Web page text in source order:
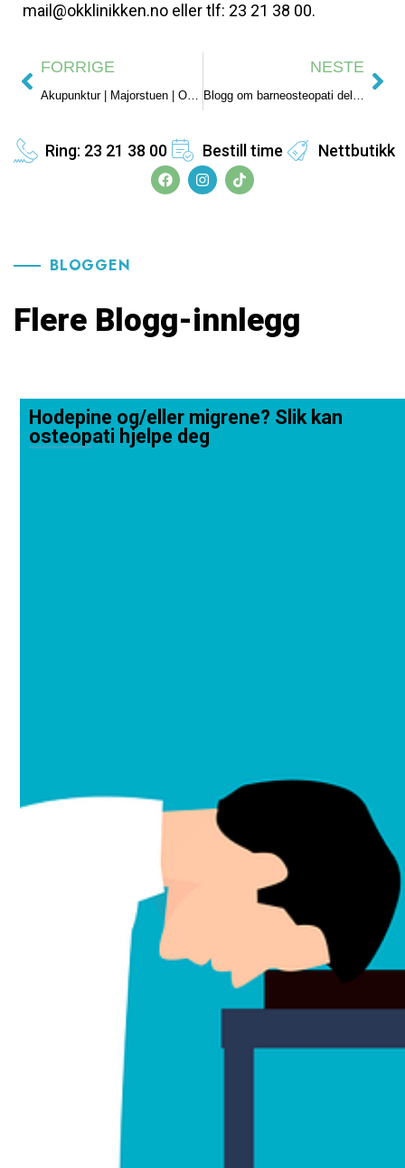
mail@okklinikken.no eller tlf: 23 21 38 00.
FORRIGE
Akupunktur | Majorstuen | Oslo
NESTE
Blogg om barneosteopati del 2: Barnehagebarn
Ring: 23 21 38 00 Bestill time Nettbutikk
BLOGGEN
Flere Blogg-innlegg
Hodepine og/eller migrene? Slik kan
osteopati hjelpe deg